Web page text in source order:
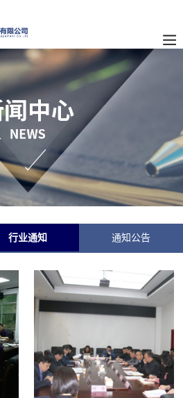
行业通知 通知公告